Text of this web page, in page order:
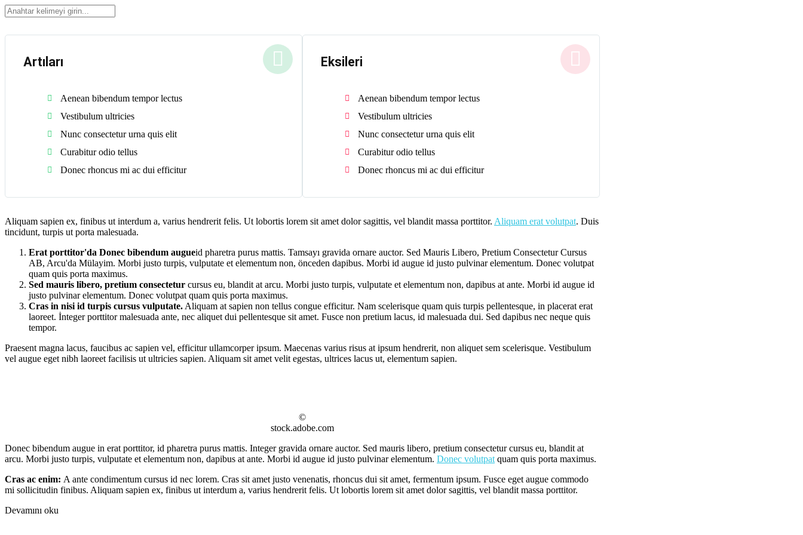
GoMeet
Artıları
Aenean bibendum tempor lectus
Vestibulum ultricies
Nunc consectetur urna quis elit
Curabitur odio tellus
Donec rhoncus mi ac dui efficitur
Eksileri
Aenean bibendum tempor lectus
Vestibulum ultricies
Nunc consectetur urna quis elit
Curabitur odio tellus
Donec rhoncus mi ac dui efficitur
Aliquam sapien ex, finibus ut interdum a, varius hendrerit felis. Ut lobortis lorem sit amet dolor sagittis, vel blandit massa porttitor. Aliquam erat volutpat. Duis
tincidunt, turpis ut porta malesuada.
Erat porttitor'da Donec bibendum augueid pharetra purus mattis. Tamsayı gravida ornare auctor. Sed Mauris Libero, Pretium Consectetur Cursus
AB, Arcu'da Mülayim. Morbi justo turpis, vulputate et elementum non, önceden dapibus. Morbi id augue id justo pulvinar elementum. Donec volutpat
quam quis porta maximus.
Sed mauris libero, pretium consectetur cursus eu, blandit at arcu. Morbi justo turpis, vulputate et elementum non, dapibus at ante. Morbi id augue id
justo pulvinar elementum. Donec volutpat quam quis porta maximus.
Cras in nisi id turpis cursus vulputate. Aliquam at sapien non tellus congue efficitur. Nam scelerisque quam quis turpis pellentesque, in placerat erat
laoreet. İnteger porttitor malesuada ante, nec aliquet dui pellentesque sit amet. Fusce non pretium lacus, id malesuada dui. Sed dapibus nec neque quis
tempor.
Praesent magna lacus, faucibus ac sapien vel, efficitur ullamcorper ipsum. Maecenas varius risus at ipsum hendrerit, non aliquet sem scelerisque. Vestibulum
vel augue eget nibh laoreet facilisis ut ultricies sapien. Aliquam sit amet velit egestas, ultrices lacus ut, elementum sapien.
©
stock.adobe.com
Donec bibendum augue in erat porttitor, id pharetra purus mattis. Integer gravida ornare auctor. Sed mauris libero, pretium consectetur cursus eu, blandit at
arcu. Morbi justo turpis, vulputate et elementum non, dapibus at ante. Morbi id augue id justo pulvinar elementum. Donec volutpat quam quis porta maximus.
Cras ac enim: A ante condimentum cursus id nec lorem. Cras sit amet justo venenatis, rhoncus dui sit amet, fermentum ipsum. Fusce eget augue commodo
mi sollicitudin finibus. Aliquam sapien ex, finibus ut interdum a, varius hendrerit felis. Ut lobortis lorem sit amet dolor sagittis, vel blandit massa porttitor.
Devamını oku